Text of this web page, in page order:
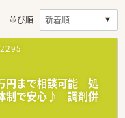
並び順
円まで相談可能 処
制で安心♪ 調剤併